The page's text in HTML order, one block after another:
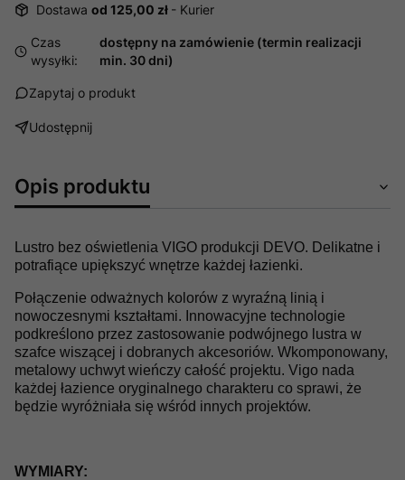
Dostawa od 125,00 zł - Kurier
Czas
wysyłki:
dostępny na zamówienie (termin realizacji
min. 30 dni)
Zapytaj o produkt
Udostępnij
Opis produktu
Lustro bez oświetlenia VIGO produkcji DEVO. Delikatne i
potrafiące upiększyć wnętrze każdej łazienki.
Połączenie odważnych kolorów z wyraźną linią i
nowoczesnymi kształtami. Innowacyjne technologie
podkreślono przez zastosowanie podwójnego lustra w
szafce wiszącej i dobranych akcesoriów. Wkomponowany,
metalowy uchwyt wieńczy całość projektu. Vigo nada
każdej łazience oryginalnego charakteru co sprawi, że
będzie wyróżniała się wśród innych projektów.
WYMIARY: